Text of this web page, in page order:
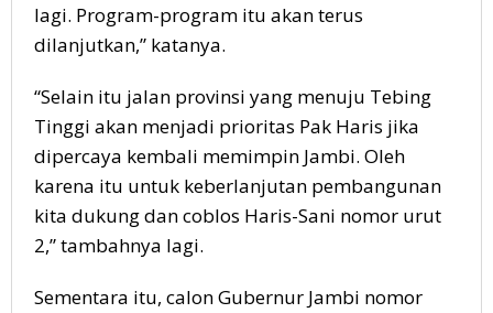
lagi. Program-program itu akan terus
dilanjutkan,” katanya.
“Selain itu jalan provinsi yang menuju Tebing
Tinggi akan menjadi prioritas Pak Haris jika
dipercaya kembali memimpin Jambi. Oleh
karena itu untuk keberlanjutan pembangunan
kita dukung dan coblos Haris-Sani nomor urut
2,” tambahnya lagi.
Sementara itu, calon Gubernur Jambi nomor